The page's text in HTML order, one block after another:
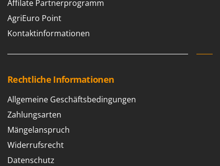
Affilate Partnerprogramm
AgriEuro Point
Kontaktinformationen
Rechtliche Informationen
Allgemeine Geschäftsbedingungen
Zahlungsarten
Mängelanspruch
Widerrufsrecht
Datenschutz